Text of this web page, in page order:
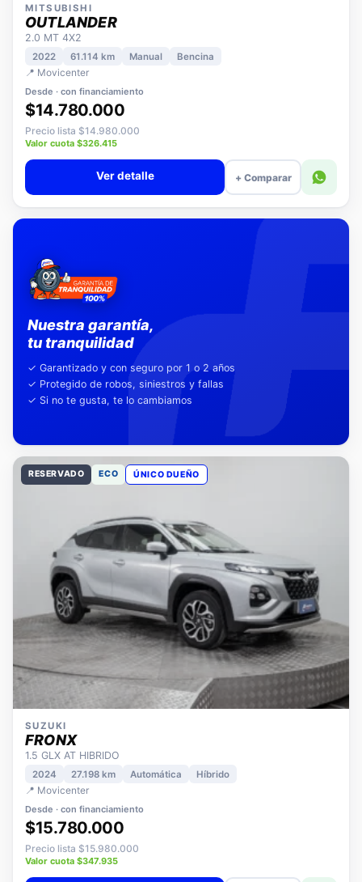
MITSUBISHI
OUTLANDER
2.0 MT 4X2
2022 61.114 km
📍 Movicenter
Desde · con financiamiento
$14.780.000
Precio lista $14.980.000
Valor cuota $326.415
+ Comparar
Nuestra garantía,
✓ Garantizado y con seguro por 1 o 2 años
✓ Protegido de robos, siniestros y fallas
RESERVADO ECO
SUZUKI
FRONX
1.5 GLX AT HIBRIDO
2024 27.198 km
📍 Movicenter
Desde · con financiamiento
$15.780.000
Precio lista $15.980.000
Valor cuota $347.935